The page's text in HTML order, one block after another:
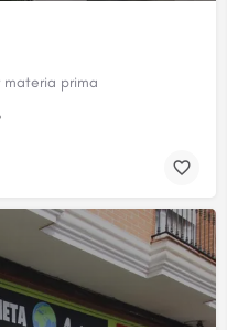
materia prima